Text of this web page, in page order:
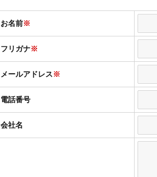
お名前※
フリガナ※
メールアドレス※
電話番号
会社名